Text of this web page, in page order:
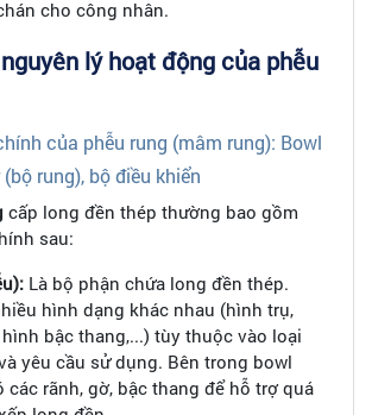
cho công nhân.
lý hoạt động của phễu
của phễu rung (mâm rung): Bowl
(bộ rung), bộ điều khiển
cấp long đền thép thường bao gồm
sau:
Là bộ phận chứa long đền thép.
hình dạng khác nhau (hình trụ,
bậc thang,...) tùy thuộc vào loại
yêu cầu sử dụng. Bên trong bowl
các rãnh, gờ, bậc thang để hỗ trợ quá